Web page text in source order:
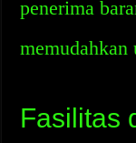
penerima
memudahkan
Fasilitas